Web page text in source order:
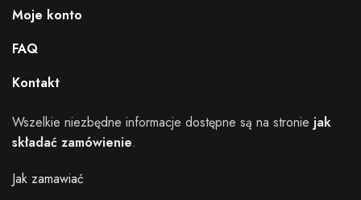
Moje konto
FAQ
Kontakt
Wszelkie niezbędne informacje dostępne są na stronie jak
składać zamówienie.
Jak zamawiać